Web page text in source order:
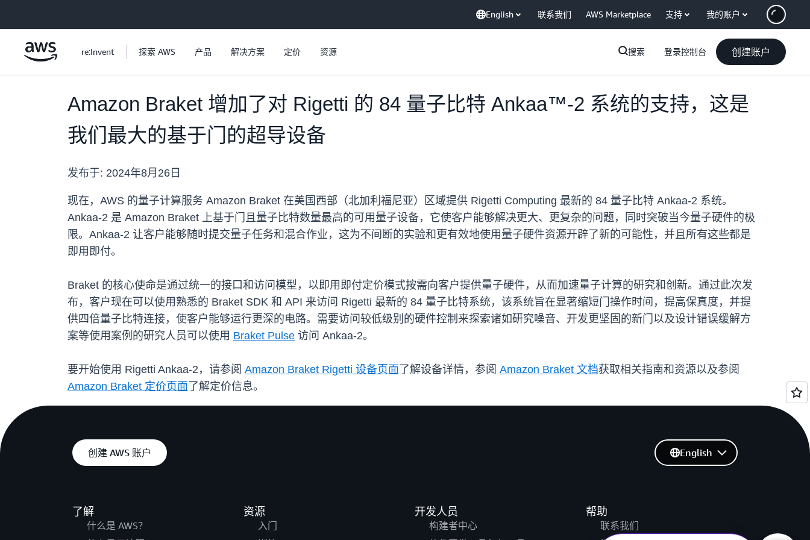
English 联系我们 AWS Marketplace 支持 我的账户
re:Invent 探索 AWS 产品 解决方案 定价 资源 搜索 登录控制台 创建账户
Amazon Braket 增加了对 Rigetti 的 84 量子比特 Ankaa™-2 系统的支持，这是
我们最大的基于门的超导设备
发布于: 2024年8月26日
现在，AWS 的量子计算服务 Amazon Braket 在美国西部（北加利福尼亚）区域提供 Rigetti Computing 最新的 84 量子比特 Ankaa-2 系统。
Ankaa-2 是 Amazon Braket 上基于门且量子比特数量最高的可用量子设备，它使客户能够解决更大、更复杂的问题，同时突破当今量子硬件的极
限。Ankaa-2 让客户能够随时提交量子任务和混合作业，这为不间断的实验和更有效地使用量子硬件资源开辟了新的可能性，并且所有这些都是
即用即付。
Braket 的核心使命是通过统一的接口和访问模型，以即用即付定价模式按需向客户提供量子硬件，从而加速量子计算的研究和创新。通过此次发
布，客户现在可以使用熟悉的 Braket SDK 和 API 来访问 Rigetti 最新的 84 量子比特系统，该系统旨在显著缩短门操作时间，提高保真度，并提
供四倍量子比特连接，使客户能够运行更深的电路。需要访问较低级别的硬件控制来探索诸如研究噪音、开发更坚固的新门以及设计错误缓解方
案等使用案例的研究人员可以使用 Braket Pulse 访问 Ankaa-2。
要开始使用 Rigetti Ankaa-2，请参阅 Amazon Braket Rigetti 设备页面 了解设备详情，参阅 Amazon Braket 文档获取相关指南和资源以及参阅
Amazon Braket 定价页面 了解定价信息。
创建 AWS 账户
了解
什么是 AWS？
资源
入门
开发人员
构建者中心
帮助
联系我们
English